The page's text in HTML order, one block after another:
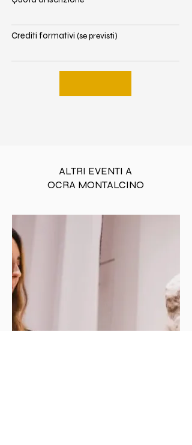
Crediti formativi (se previsti)
ALTRI EVENTI A
OCRA MONTALCINO